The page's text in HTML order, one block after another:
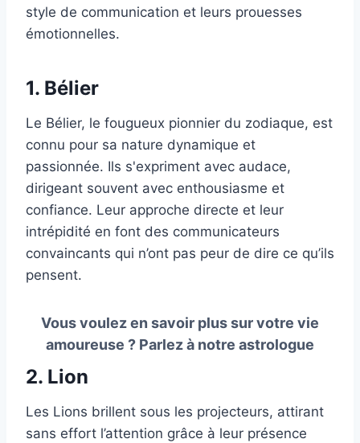
style de communication et leurs prouesses
émotionnelles.
1. Bélier
Le Bélier, le fougueux pionnier du zodiaque, est
connu pour sa nature dynamique et
passionnée. Ils s'expriment avec audace,
dirigeant souvent avec enthousiasme et
confiance. Leur approche directe et leur
intrépidité en font des communicateurs
convaincants qui n’ont pas peur de dire ce qu’ils
pensent.
Vous voulez en savoir plus sur votre vie
amoureuse ? Parlez à notre astrologue
2. Lion
Les Lions brillent sous les projecteurs, attirant
sans effort l’attention grâce à leur présence